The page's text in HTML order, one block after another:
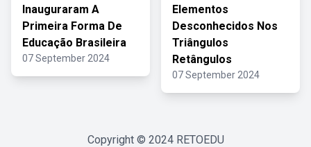
Inauguraram A
Primeira Forma De
Educação Brasileira
07 September 2024
Elementos
Desconhecidos Nos
Triângulos
Retângulos
07 September 2024
Copyright © 2024 RETOEDU